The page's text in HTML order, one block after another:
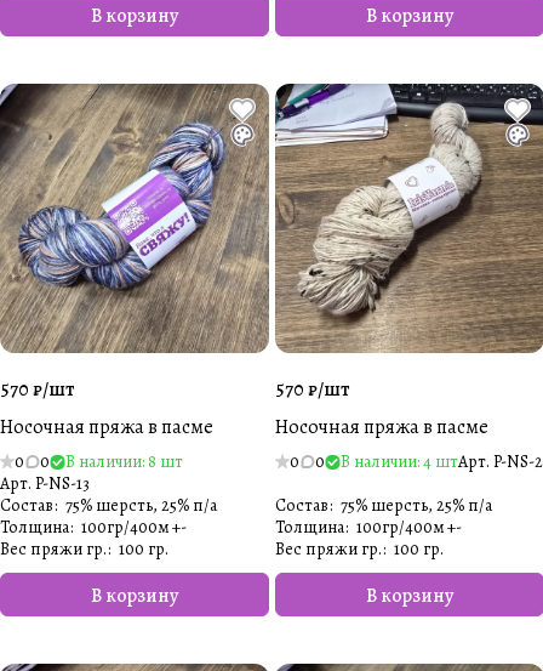
В корзину В корзину
570 ₽/шт
Носочная пряжа в пасме
0 0
В наличии: 8 шт
Арт. P-NS-13
В корзину
Состав: 75% шерсть, 25% п/а
Толщина: 100гр/400м +-
Вес пряжи гр.: 100 гр.
570 ₽/шт
Носочная пряжа в пасме
0 0 В наличии: 4 штАрт. P-NS-2
В корзину
Состав: 75% шерсть, 25% п/а
Толщина: 100гр/400м +-
Вес пряжи гр.: 100 гр.